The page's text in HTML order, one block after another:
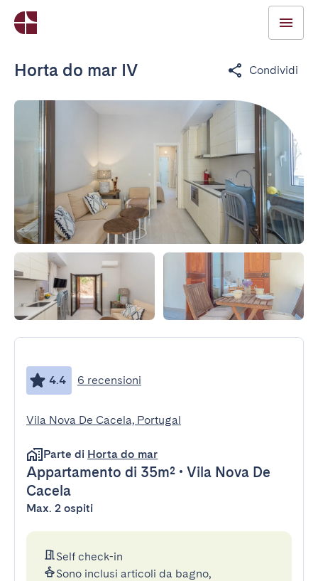
Horta do mar IV Condividi
4.4 6 recensioni
Vila Nova De Cacela, Portugal
Parte di Horta do mar
Appartamento di 35m² • Vila Nova De
Cacela
Max. 2 ospiti
Self check-in
Sono inclusi articoli da bagno,